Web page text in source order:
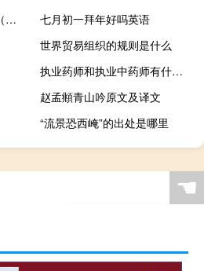
螺纹公差等级及偏差代号（螺纹公差等级对照表）
七月初一拜年好吗英语
世界贸易组织的规则是什么
执业药师和执业中药师有什么区别（执业药师和执业中药师的区别）
赵孟頫青山吟原文及译文
“流景恐西崦”的出处是哪里
☚